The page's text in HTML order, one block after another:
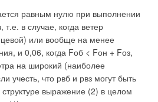
равным нулю при выполнении
в случае, когда ветер
или вообще на менее
и 0,06, когда Fоб < Fон + Fоз,
на широкий (наиболее
учесть, что рвб и рвз могут быть
выражение (2) в целом
в гидравлический контур
загрязнений, в результате вода
предусмотренным
Отсутствие запаса мощности
повышенного давления
Для поверки некоторых типов
вихревых) в соответствии с
воздуха кратковременно.
в помещении при разных
помещения,
сторону, представлено на рис.
расчета теплового